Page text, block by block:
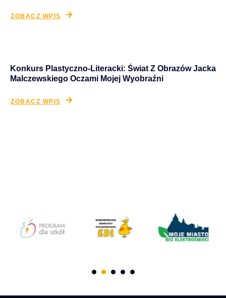
ZOBACZ WPIS
Konkurs Plastyczno-Literacki: Świat Z Obrazów Jacka
Malczewskiego Oczami Mojej Wyobraźni
ZOBACZ WPIS